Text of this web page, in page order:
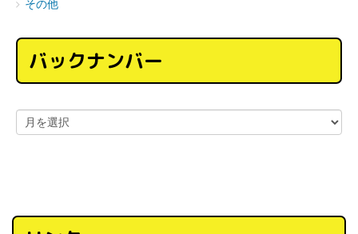
その他
バックナンバー